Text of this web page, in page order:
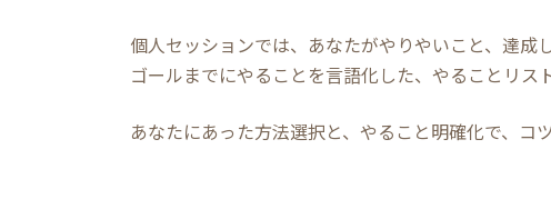
個人セッションでは、あなたがやりやいこと、達成
ゴールまでにやることを言語化した、やることリス
あなたにあった方法選択と、やること明確化で、コ